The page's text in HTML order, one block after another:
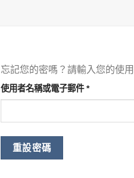
忘記您的密嗎？請輸入您的使
使用者名稱或電子郵件*必
填
重設密碼